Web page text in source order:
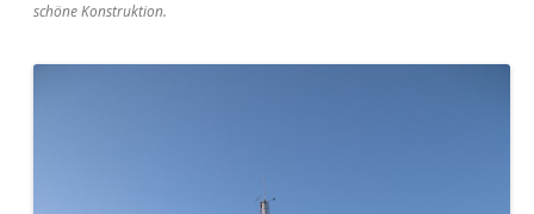
schöne Konstruktion.